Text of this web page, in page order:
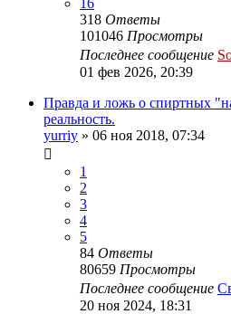
318 Ответы
101046 Просмотры
Последнее сообщение
01 фев 2026, 20:39
Правда и ложь о спиртных
реальность.
yurriy » 06 ноя 2018, 07:34
1
2
3
4
5
84 Ответы
80659 Просмотры
Последнее сообщение
20 ноя 2024, 18:31